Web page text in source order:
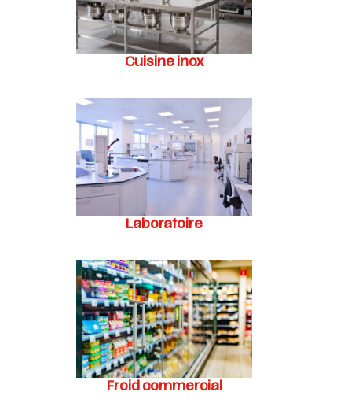
Cuisine inox
Laboratoire
Froid commercial